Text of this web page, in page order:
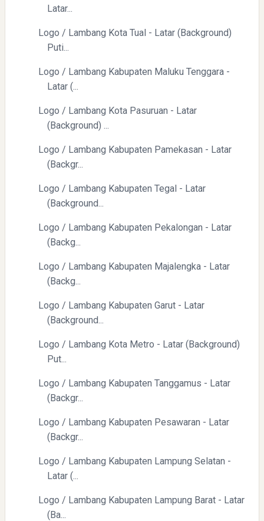
Directurat Jenderal Pajak: Langkah Signifikan Menuju
Kepatuhan Pajak
Pelajaran Berharga dari Kasus dr. Tifa dan Roy Suryo
Mendagri Tito Karnavian Hadiri Milad ke-3 Garuda TV di
Taman Ismail Marzuki
Pembukaan PLP Kelompok 70 Umsida di Balai Desa
Sumurgayam Resmi Digelar
Latar...
Logo / Lambang Kota Tual - Latar (Background)
Puti...
Logo / Lambang Kabupaten Maluku Tenggara -
Latar (...
Logo / Lambang Kota Pasuruan - Latar
(Background) ...
Logo / Lambang Kabupaten Pamekasan - Latar
(Backgr...
Logo / Lambang Kabupaten Tegal - Latar
(Background...
Logo / Lambang Kabupaten Pekalongan - Latar
(Backg...
Logo / Lambang Kabupaten Majalengka - Latar
(Backg...
Logo / Lambang Kabupaten Garut - Latar
(Background...
Logo / Lambang Kota Metro - Latar (Background)
Put...
Logo / Lambang Kabupaten Tanggamus - Latar
(Backgr...
Logo / Lambang Kabupaten Pesawaran - Latar
(Backgr...
Logo / Lambang Kabupaten Lampung Selatan -
Latar (...
Logo / Lambang Kabupaten Lampung Barat - Latar
(Ba...